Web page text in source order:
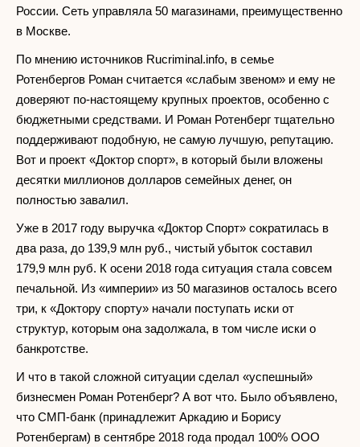
России. Сеть управляла 50 магазинами, преимущественно
в Москве.
По мнению источников Rucriminal.info, в семье
Ротенбергов Роман считается «слабым звеном» и ему не
доверяют по-настоящему крупных проектов, особенно с
бюджетными средствами. И Роман Ротенберг тщательно
поддерживают подобную, не самую лучшую, репутацию.
Вот и проект «Доктор спорт», в который были вложены
десятки миллионов долларов семейных денег, он
полностью завалил.
Уже в 2017 году выручка «Доктор Спорт» сократилась в
два раза, до 139,9 млн руб., чистый убыток составил
179,9 млн руб. К осени 2018 года ситуация стала совсем
печальной. Из «империи» из 50 магазинов осталось всего
три, к «Доктору спорту» начали поступать иски от
структур, которым она задолжала, в том числе иски о
банкротстве.
И что в такой сложной ситуации сделал «успешный»
бизнесмен Роман Ротенберг? А вот что. Было объявлено,
что СМП-банк (принадлежит Аркадию и Борису
Ротенбергам) в сентябре 2018 года продал 100% ООО